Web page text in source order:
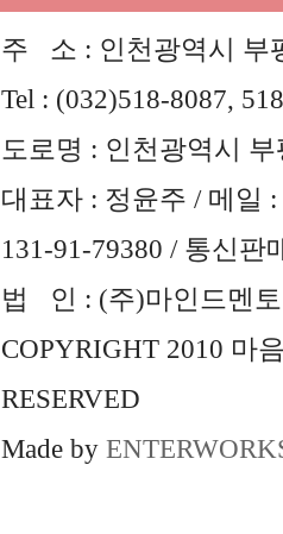
주 소 : 인천광역시 부
Tel : (032)518-8087,
도로명 : 인천광역시
대표자 : 정윤주 / 메일 :
131-91-79380 / 통신판
법 인 : (주)마인드멘토
COPYRIGHT 2010 마
RESERVED
Made by